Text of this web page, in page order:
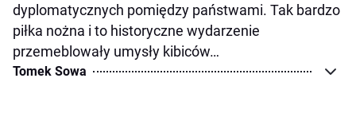
dyplomatycznych pomiędzy państwami. Tak bardzo
piłka nożna i to historyczne wydarzenie
przemeblowały umysły kibiców…
Tomek Sowa